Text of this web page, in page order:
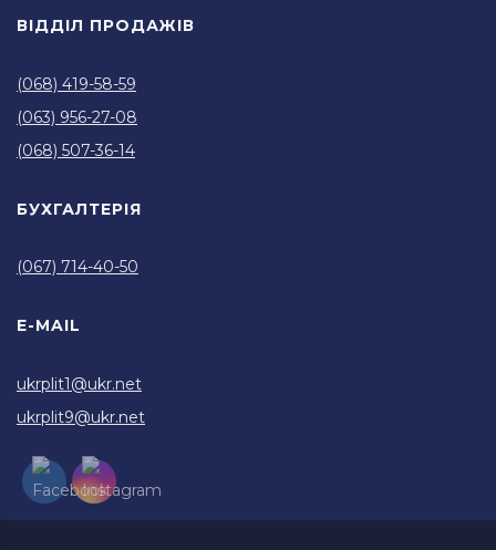
ВІДДІЛ ПРОДАЖІВ
(068) 419-58-59
(063) 956-27-08
(068) 507-36-14
БУХГАЛТЕРІЯ
(067) 714-40-50
E-MAIL
ukrplit1@ukr.net
ukrplit9@ukr.net